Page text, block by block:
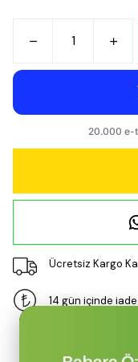
Ücretsiz Kargo
14 gün içinde